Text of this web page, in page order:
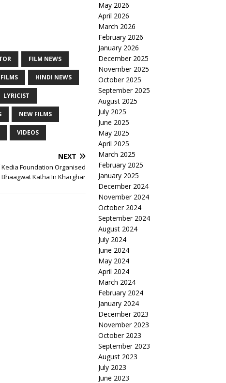
FILM NEWS
HINDI NEWS
LYRICIST
NEW FILMS
VIDEOS
NEXT
Foundation Organised
Bhaagwat Katha In Kharghar
May 2026
April 2026
March 2026
February 2026
January 2026
December 2025
November 2025
October 2025
September 2025
August 2025
July 2025
June 2025
May 2025
April 2025
March 2025
February 2025
January 2025
December 2024
November 2024
October 2024
September 2024
August 2024
July 2024
June 2024
May 2024
April 2024
March 2024
February 2024
January 2024
December 2023
November 2023
October 2023
September 2023
August 2023
July 2023
June 2023